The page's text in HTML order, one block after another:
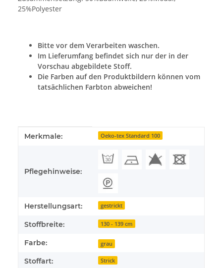
25%Polyester
Bitte vor dem Verarbeiten waschen.
Im Lieferumfang befindet sich nur der in der
Vorschau abgebildete Stoff.
Die Farben auf den Produktbildern können vom
tatsächlichen Farbton abweichen!
Produkteigenschaft
Wert
Merkmale: Oeko-tex Standard 100
Pflegehinweise:
Herstellungsart: gestrickt
Stoffbreite: 130 - 139 cm
Farbe: grau
Stoffart: Strick